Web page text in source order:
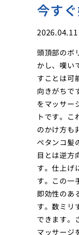
今す
2026.04.11
頭頂部のボ
かし、嘆い
すことは可
向きがちで
をマッサー
トです。こ
のかけ方も
ペタンコ髪
目とは逆方
す。仕上げ
す。この一
即効性のあ
す。数ミリ
できます。
マッサージ